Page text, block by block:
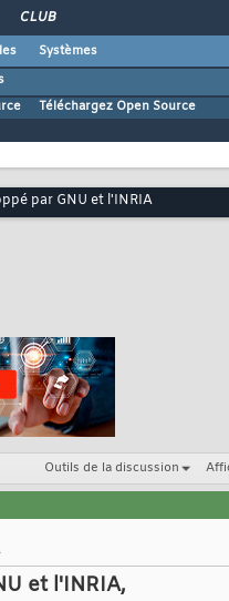
CLUB
Systèmes
Téléchargez Open Source
par GNU et l'INRIA
Outils de la discussion
et l'INRIA,